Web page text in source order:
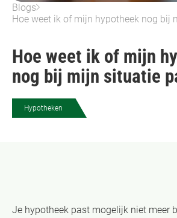
Blogs
Hoe weet ik of mijn hypotheek nog bij
Hoe weet ik of mijn
nog bij mijn situatie
Hypotheken
Je hypotheek past mogelijk niet meer